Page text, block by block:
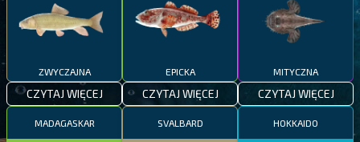
ZWYCZAJNA
CZYTAJ WIĘCEJ
EPICKA
CZYTAJ WIĘCEJ
MITYCZNA
CZYTAJ WIĘCEJ
MADAGASKAR SVALBARD HOKKAIDO